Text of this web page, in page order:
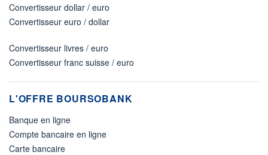
Convertisseur dollar / euro
Convertisseur euro / dollar
Convertisseur livres / euro
Convertisseur franc suisse / euro
L'OFFRE BOURSOBANK
Banque en ligne
Compte bancaire en ligne
Carte bancaire